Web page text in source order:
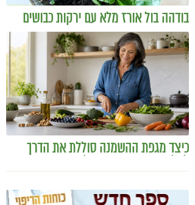
בודהה בול אורז מלא עם ירקות כבושים
ומקושקשת טופו
כיצד מגפת ההשמנה סוללת את הדרך
האינטגרטיבית